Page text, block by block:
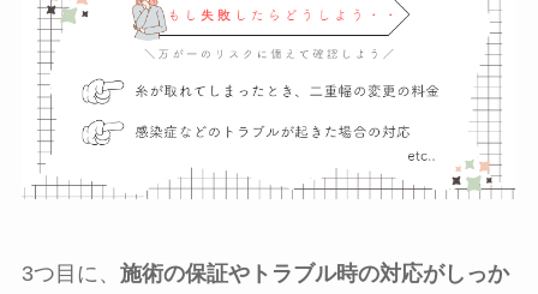
3つ目に、 施術の保証やトラブル時の対応がしっか